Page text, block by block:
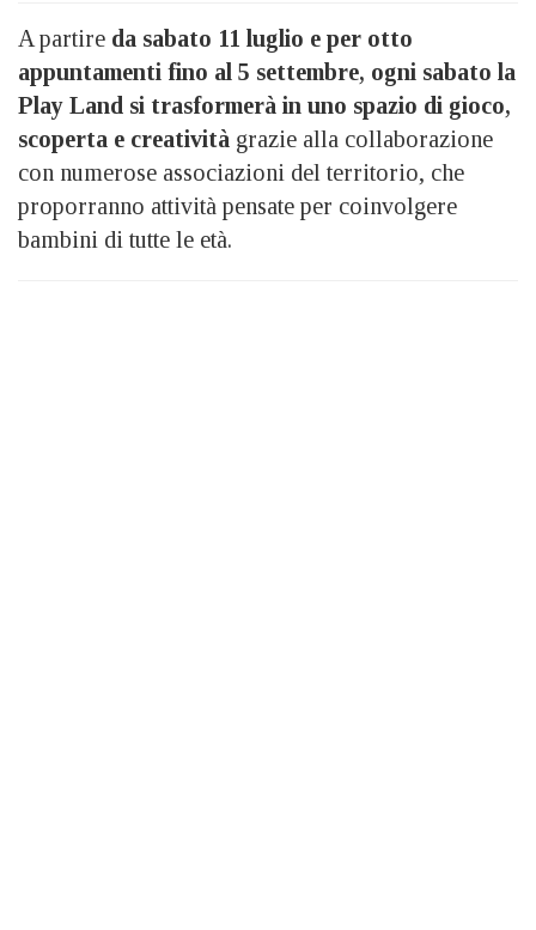
A partire da sabato 11 luglio e per otto
appuntamenti fino al 5 settembre, ogni sabato la
Play Land si trasformerà in uno spazio di gioco,
scoperta e creatività grazie alla collaborazione
con numerose associazioni del territorio, che
proporranno attività pensate per coinvolgere
bambini di tutte le età.